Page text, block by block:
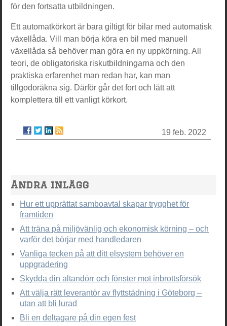
för den fortsatta utbildningen.
Ett automatkörkort är bara giltigt för bilar med automatisk
växellåda. Vill man börja köra en bil med manuell
växellåda så behöver man göra en ny uppkörning. All
teori, de obligatoriska riskutbildningarna och den
praktiska erfarenhet man redan har, kan man
tillgodoräkna sig. Därför går det fort och lätt att
komplettera till ett vanligt körkort.
19 feb. 2022
Andra inlägg
Hur ett upprättat samboavtal skapar trygghet för
framtiden
Att träna på miljövänlig och ekonomisk körning – och
varför det börjar med handledaren
Vanliga tecken på att ditt elsystem behöver en
uppgradering
Skydda din altandörr och fönster mot inbrottsförsök
Att välja rätt leverantör av flyttstädning i Göteborg –
utan att bli lurad
Bli en deltagare på din egen fest